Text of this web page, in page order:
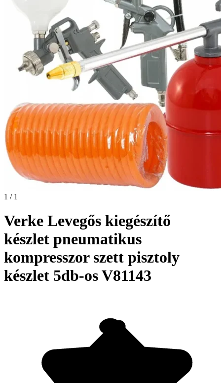
1 / 1
Verke Levegős kiegészítő
készlet pneumatikus
kompresszor szett pisztoly
készlet 5db-os V81143